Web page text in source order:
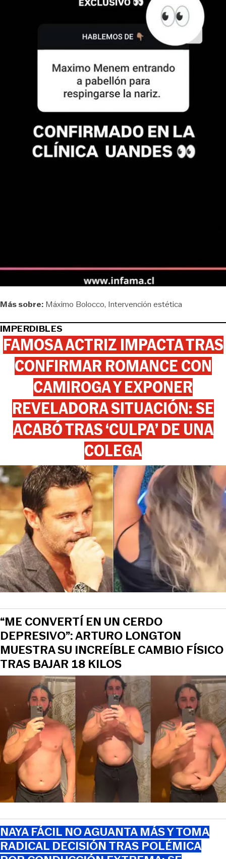
Más sobre: Máximo Bolocco Intervención estética
IMPERDIBLES
FAMOSA ACTRIZ IMPACTA TRAS
CONFIRMAR ROMANCE CON
CAMIROGA Y EXPONER
REVELADORA SITUACIÓN: SE
ACABÓ TRAS ‘CULPA’ DE UNA
COLEGA
“ME CONVERTÍ EN UN CERDO
DEPRESIVO”: ARTURO LONGTON
MUESTRA SU INCREÍBLE CAMBIO FÍSICO
TRAS BAJAR 18 KILOS
NAYA FÁCIL NO AGUANTA MÁS Y TOMA
RADICAL DECISIÓN TRAS POLÉMICA